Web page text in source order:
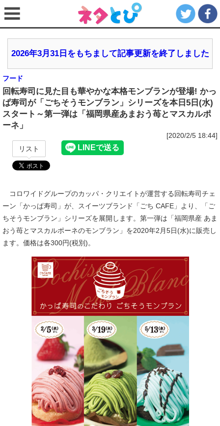
2026年3月31日をもちまして記事更新を終了しました
フード
回転寿司に見た目も華やかな本格モンブランが登場! かっ
ぱ寿司が「ごちそうモンブラン」シリーズを本日5日(水)
スタート～第一弾は「福岡県産あまおう苺とマスカルポ
ーネ」
[2020/2/5 18:44]
リスト
コロワイドグループのカッパ・クリエイトが運営する回転寿司チェ
ーン「かっぱ寿司」が、スイーツブランド「ごち CAFE」より、「ご
ちそうモンブラン」シリーズを展開します。第一弾は「福岡県産 あま
おう苺とマスカルポーネのモンブラン」を2020年2月5日(水)に販売し
ます。価格は各300円(税別)。